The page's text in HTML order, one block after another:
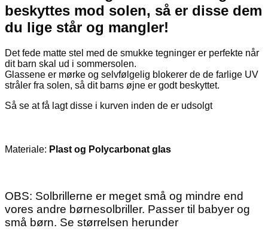
beskyttes mod solen, så er disse dem
du lige står og mangler!
Det fede matte stel med de smukke tegninger er perfekte når
dit barn skal ud i sommersolen.
Glassene er mørke og selvfølgelig blokerer de de farlige UV
stråler fra solen, så dit barns øjne er godt beskyttet.
Så se at få lagt disse i kurven inden de er udsolgt
Materiale: Plast og Polycarbonat glas
OBS: Solbrillerne er meget små og mindre end
vores andre børnesolbriller. Passer til babyer og
små børn. Se størrelsen herunder